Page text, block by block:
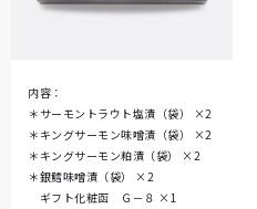
内容：
＊サーモントラウト塩漬（袋）
×2
＊キングサーモン味噌漬（袋）
×2
＊キングサーモン粕漬（袋）
×2
＊銀鱈味噌漬（袋）
×2
ギフト化粧函 Ｇ－８ ×1